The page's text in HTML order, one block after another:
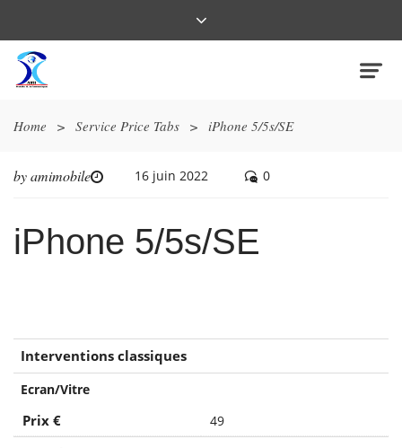
Home > Service Price Tabs > iPhone 5/5s/SE
byamimobile 16 juin 2022 0
iPhone 5/5s/SE
Interventions classiques
Ecran/Vitre
Prix €
49